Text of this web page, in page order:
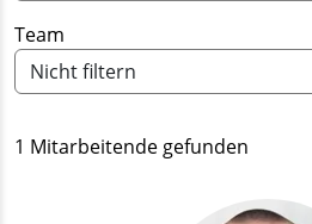
Team
1 Mitarbeitende gefunden